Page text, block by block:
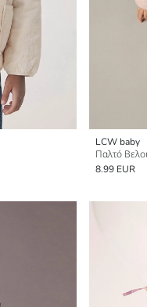
LCW baby
Παλτό
8.99 EUR